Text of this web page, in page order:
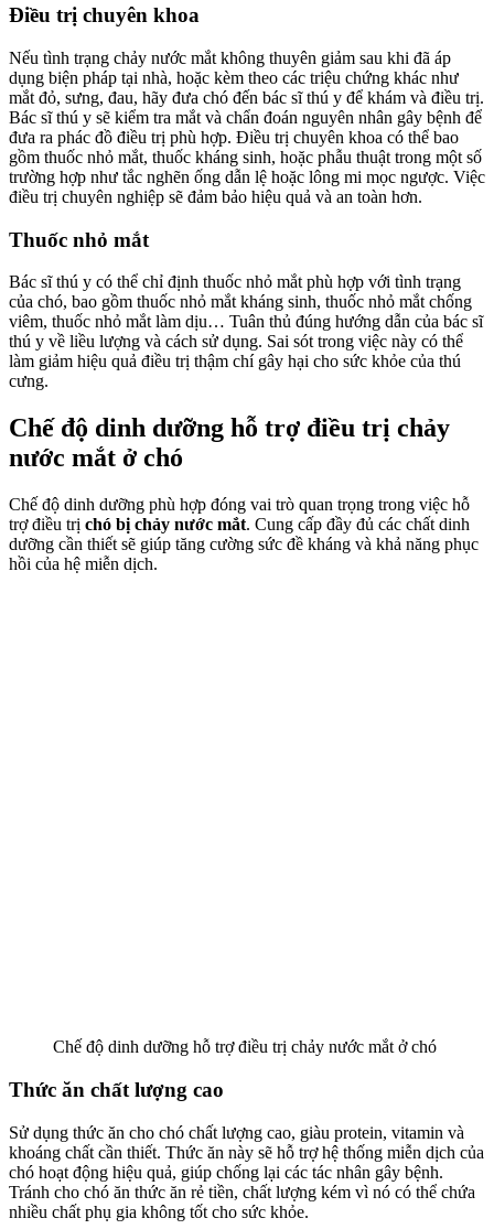
Điều trị chuyên khoa
Nếu tình trạng chảy nước mắt không thuyên giảm sau khi đã áp
dụng biện pháp tại nhà, hoặc kèm theo các triệu chứng khác như
mắt đỏ, sưng, đau, hãy đưa chó đến bác sĩ thú y để khám và điều trị.
Bác sĩ thú y sẽ kiểm tra mắt và chẩn đoán nguyên nhân gây bệnh để
đưa ra phác đồ điều trị phù hợp. Điều trị chuyên khoa có thể bao
gồm thuốc nhỏ mắt, thuốc kháng sinh, hoặc phẫu thuật trong một số
trường hợp như tắc nghẽn ống dẫn lệ hoặc lông mi mọc ngược. Việc
điều trị chuyên nghiệp sẽ đảm bảo hiệu quả và an toàn hơn.
Thuốc nhỏ mắt
Bác sĩ thú y có thể chỉ định thuốc nhỏ mắt phù hợp với tình trạng
của chó, bao gồm thuốc nhỏ mắt kháng sinh, thuốc nhỏ mắt chống
viêm, thuốc nhỏ mắt làm dịu… Tuân thủ đúng hướng dẫn của bác sĩ
thú y về liều lượng và cách sử dụng. Sai sót trong việc này có thể
làm giảm hiệu quả điều trị thậm chí gây hại cho sức khỏe của thú
cưng.
Chế độ dinh dưỡng hỗ trợ điều trị chảy
nước mắt ở chó
Chế độ dinh dưỡng phù hợp đóng vai trò quan trọng trong việc hỗ
trợ điều trị chó bị chảy nước mắt. Cung cấp đầy đủ các chất dinh
dưỡng cần thiết sẽ giúp tăng cường sức đề kháng và khả năng phục
hồi của hệ miễn dịch.
Chế độ dinh dưỡng hỗ trợ điều trị chảy nước mắt ở chó
Thức ăn chất lượng cao
Sử dụng thức ăn cho chó chất lượng cao, giàu protein, vitamin và
khoáng chất cần thiết. Thức ăn này sẽ hỗ trợ hệ thống miễn dịch của
chó hoạt động hiệu quả, giúp chống lại các tác nhân gây bệnh.
Tránh cho chó ăn thức ăn rẻ tiền, chất lượng kém vì nó có thể chứa
nhiều chất phụ gia không tốt cho sức khỏe.